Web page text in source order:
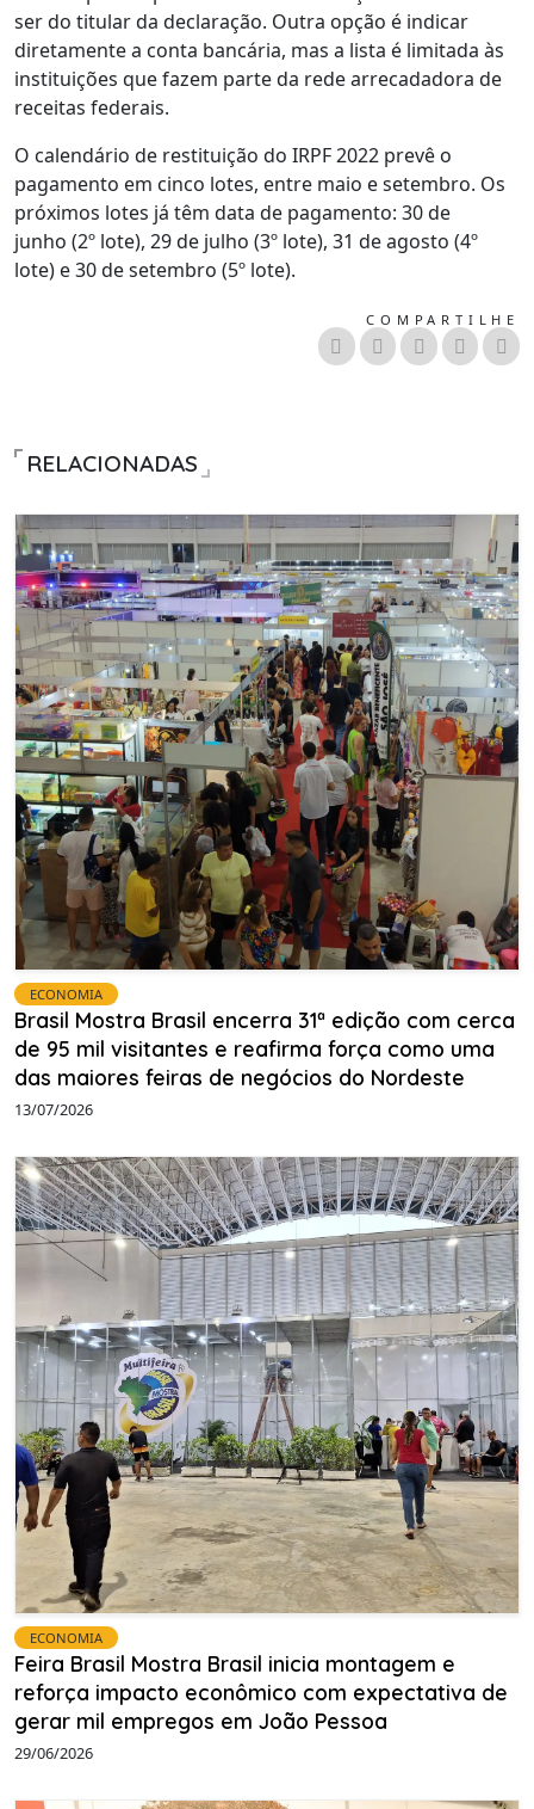
ser do titular da declaração. Outra opção é indicar
diretamente a conta bancária, mas a lista é limitada às
instituições que fazem parte da rede arrecadadora de
receitas federais.
O calendário de restituição do IRPF 2022 prevê o
pagamento em cinco lotes, entre maio e setembro. Os
próximos lotes já têm data de pagamento: 30 de
junho (2º lote), 29 de julho (3º lote), 31 de agosto (4º
lote) e 30 de setembro (5º lote).
COMPARTILHE
RELACIONADAS
ECONOMIA
Brasil Mostra Brasil encerra 31ª edição com cerca
de 95 mil visitantes e reafirma força como uma
das maiores feiras de negócios do Nordeste
13/07/2026
ECONOMIA
Feira Brasil Mostra Brasil inicia montagem e
reforça impacto econômico com expectativa de
gerar mil empregos em João Pessoa
29/06/2026